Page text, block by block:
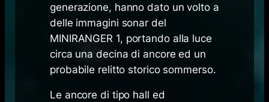
generazione, hanno dato un volto a
delle immagini sonar del
MINIRANGER 1, portando alla luce
circa una decina di ancore ed un
probabile relitto storico sommerso.
Le ancore di tipo hall ed